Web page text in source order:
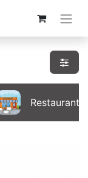
Restaurant/